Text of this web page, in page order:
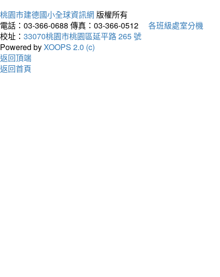
桃園市建德國小全球資訊網 版權所有
電話：03-366-0688 傳真：03-366-0512
各班級處室分機
校址： 33070桃園市桃園區延平路 265 號
Powered byXOOPS 2.0 (c)
返回頂端
返回首頁